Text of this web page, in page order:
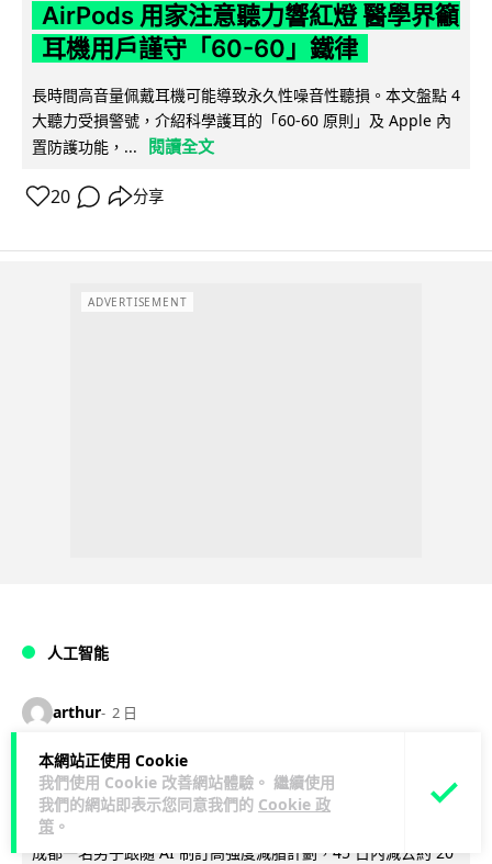
本網站正使用 Cookie
我們使用 Cookie 改善網站體驗。 繼續使用
我們的網站即表示您同意我們的 Cookie 政
策 。
AirPods 用家注意聽力響紅燈 醫學界籲
耳機用戶謹守「60-60」鐵律
長時間高音量佩戴耳機可能導致永久性噪音性聽損。本文盤點 4
大聽力受損警號，介紹科學護耳的「60-60 原則」及 Apple 內
置防護功能，...
閱讀全文
20 分享
ADVERTISEMENT
人工智能
arthur 2 日
AI 減肥餐單配合高強度操練 成都男
45 日減 20 公斤後多器官衰竭
成都一名男子跟隨 AI 制訂高強度減脂計劃，45 日內減去約 20